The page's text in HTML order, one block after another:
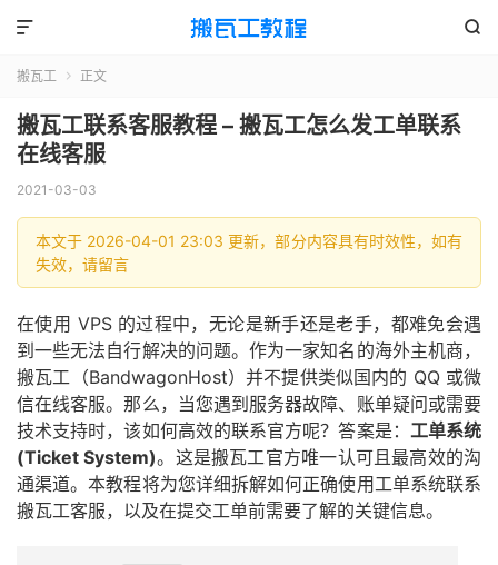


搬瓦工  正文
搬瓦工联系客服教程 – 搬瓦工怎么发工单联系
在线客服
2021-03-03
本文于 2026-04-01 23:03 更新，部分内容具有时效性，如有
失效，请留言
在使用 VPS 的过程中，无论是新手还是老手，都难免会遇
到一些无法自行解决的问题。作为一家知名的海外主机商，
搬瓦工（BandwagonHost）并不提供类似国内的 QQ 或微
信在线客服。那么，当您遇到服务器故障、账单疑问或需要
技术支持时，该如何高效的联系官方呢？答案是： 工单系统
(Ticket System)。这是搬瓦工官方唯一认可且最高效的沟
通渠道。本教程将为您详细拆解如何正确使用工单系统联系
搬瓦工客服，以及在提交工单前需要了解的关键信息。